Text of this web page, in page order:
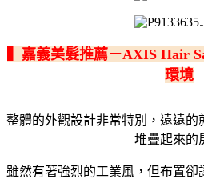
▍嘉義美髮推薦－AXIS Hair
環境
整體的外觀設計非常特別，遠遠
堆疊起來的
雖然有著強烈的工業風， 但布置卻